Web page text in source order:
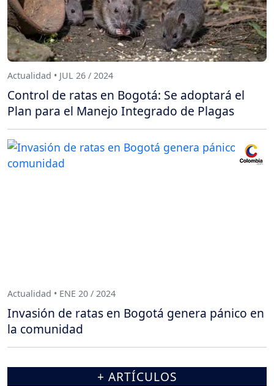
Actualidad • JUL 26 / 2024
Control de ratas en Bogotá: Se adoptará el
Plan para el Manejo Integrado de Plagas
Actualidad • ENE 20 / 2024
Invasión de ratas en Bogotá genera pánico en
la comunidad
+ ARTÍCULOS